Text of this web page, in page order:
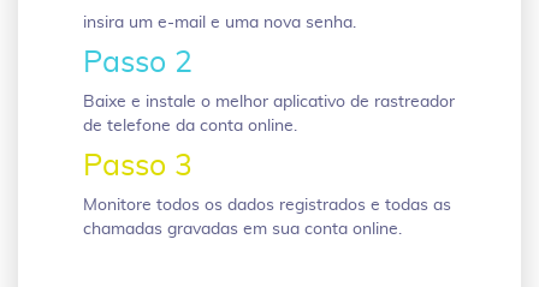
insira um e-mail e uma nova senha.
Passo 2
Baixe e instale o melhor aplicativo de rastreador
de telefone da conta online.
Passo 3
Monitore todos os dados registrados e todas as
chamadas gravadas em sua conta online.